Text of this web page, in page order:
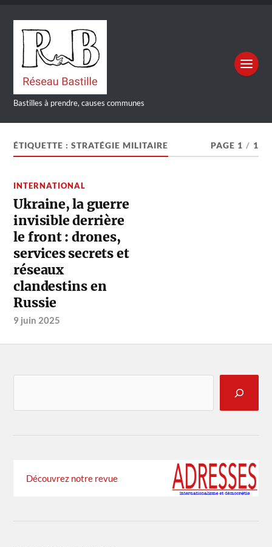
Bastilles à prendre, causes communes
ÉTIQUETTE :STRATÉGIE MILITAIRE PAGE 1 / 1
INTERNATIONAL
Ukraine, la guerre
invisible derrière
le front : drones,
services secrets et
réseaux
clandestins en
Russie
9 juin 2025
Découvrez notre revue